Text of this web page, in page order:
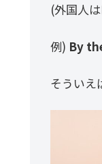
(外国人
例) By
そういえ